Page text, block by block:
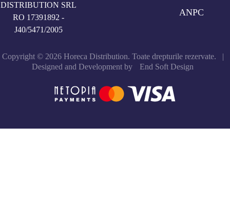
DISTRIBUTION SRL
RO 17391892 -
J40/5471/2005
ANPC
Copyright © 2026 Horeca Distribution. Toate drepturile rezervate. |
Designed and Development by
End Soft Design